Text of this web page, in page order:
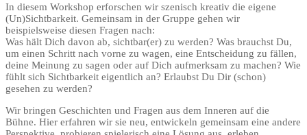
In diesem Workshop erforschen wir szenisch kreativ die eigene
(Un)Sichtbarkeit. Gemeinsam in der Gruppe gehen wir
beispielsweise diesen Fragen nach:
Was hält Dich davon ab, sichtbar(er) zu werden? Was brauchst Du,
um einen Schritt nach vorne zu wagen, eine Entscheidung zu fällen,
deine Meinung zu sagen oder auf Dich aufmerksam zu machen? Wie
fühlt sich Sichtbarkeit eigentlich an? Erlaubst Du Dir (schon)
gesehen zu werden?
Wir bringen Geschichten und Fragen aus dem Inneren auf die
Bühne. Hier erfahren wir sie neu, entwickeln gemeinsam eine andere